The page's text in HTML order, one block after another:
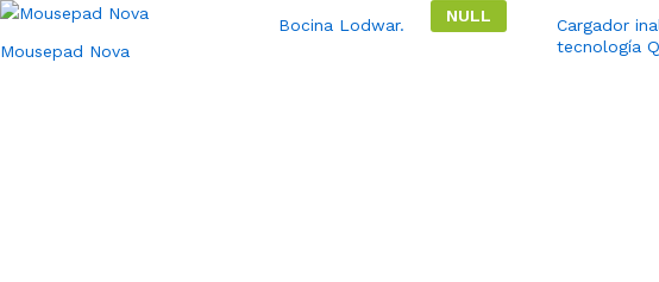
Mousepad Nova
NULL
Bocina Lodwar.
Cargador
tecnología